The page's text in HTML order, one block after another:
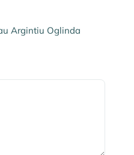
Argintiu Oglinda